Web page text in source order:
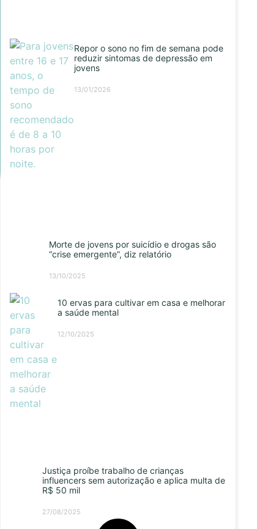
Repor o sono no fim de semana pode
reduzir sintomas de depressão em
jovens
13/01/2026
Morte de jovens por suicídio e drogas são
“crise emergente”, diz relatório
13/10/2025
10 ervas para cultivar em casa e melhorar
a saúde mental
12/10/2025
Justiça proíbe trabalho de crianças
influencers sem autorização e aplica multa de
R$ 50 mil
27/08/2025